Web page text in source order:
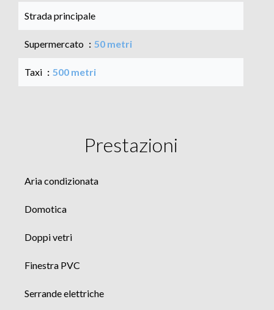
Strada principale
Supermercato 50 metri
Taxi 500 metri
Prestazioni
Aria condizionata
Domotica
Doppi vetri
Finestra PVC
Serrande elettriche